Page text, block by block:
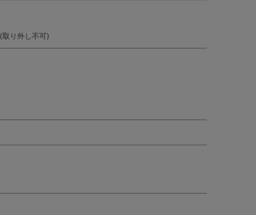
り外し不可)